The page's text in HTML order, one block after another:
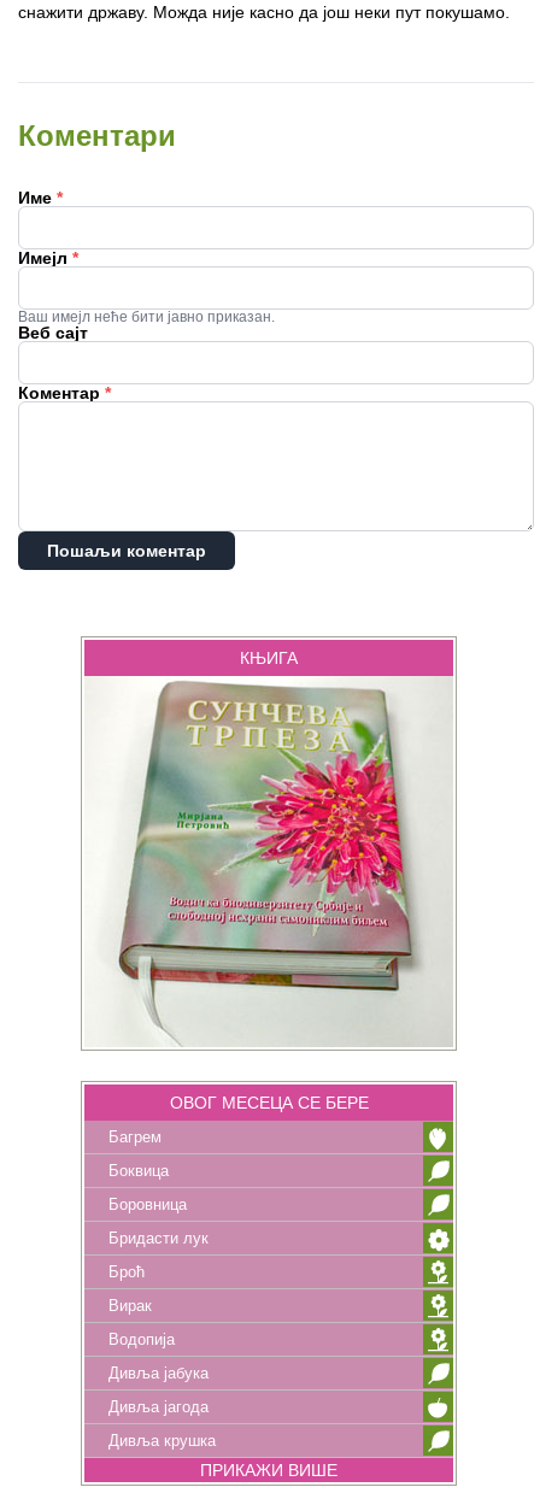
снажити државу. Можда није касно да још неки пут покушамо.
Коментари
Име *
Имејл *
Ваш имејл неће бити јавно приказан.
Веб сајт
Коментар *
Пошаљи коментар
КЊИГА
ОВОГ МЕСЕЦА СЕ БЕРЕ
Багрем
Боквица
Боровница
Бридасти лук
Броћ
Вирак
Водопија
Дивља јабука
Дивља јагода
Дивља крушка
ПРИКАЖИ ВИШЕ